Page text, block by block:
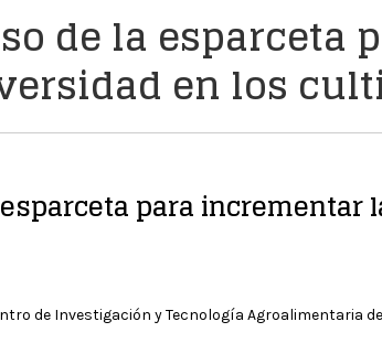
de la esparceta
en los
para incrementar
de Investigación y Tecnología Agroalimentaria